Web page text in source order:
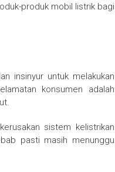
produk mobil listrik bagi
insinyur untuk melakukan
konsumen adalah
kerusakan sistem kelistrikan
pasti masih menunggu